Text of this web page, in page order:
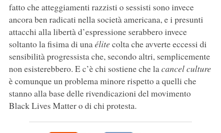
fatto che atteggiamenti razzisti o sessisti sono invece
ancora ben radicati nella società americana, e i presunti
attacchi alla libertà d’espressione serabbero invece
soltanto la fisima di unaélitecolta che avverte eccessi di
sensibilità progressista che, secondo altri, semplicemente
non esisterebbero. E c’è chi sostiene che lacancel culture
è comunque un problema minore rispetto a quelli che
stanno alla base delle rivendicazioni del movimento
Black Lives Matter o di chi protesta.